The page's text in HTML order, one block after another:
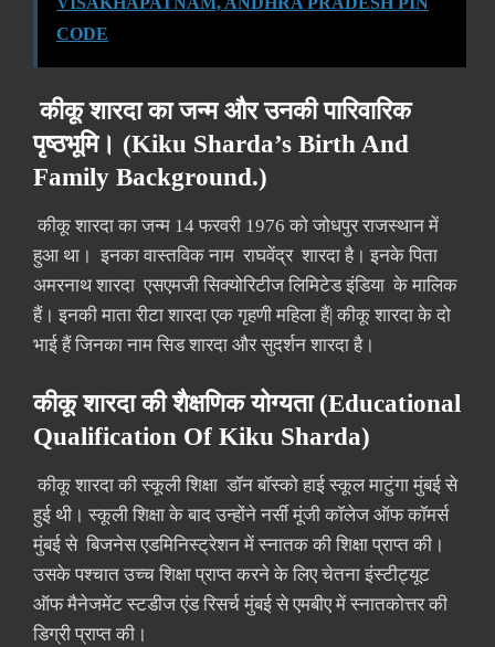
CODE
कीकू शारदा का जन्म और उनकी पारिवारिक
पृष्ठभूमि। (Kiku Sharda’s Birth And
Family Background.)
कीकू शारदा का जन्म 14 फरवरी 1976 को जोधपुर राजस्थान में
हुआ था। इनका वास्तविक नाम राघवेंद्र शारदा है। इनके पिता
अमरनाथ शारदा एसएमजी सिक्योरिटीज लिमिटेड इंडिया के मालिक
हैं। इनकी माता रीटा शारदा एक गृहणी महिला हैं| कीकू शारदा के दो
भाई हैं जिनका नाम सिड शारदा और सुदर्शन शारदा है।
कीकू शारदा की शैक्षणिक योग्यता (Educational
Qualification Of Kiku Sharda)
कीकू शारदा की स्कूली शिक्षा डॉन बॉस्को हाई स्कूल माटुंगा मुंबई से
हुई थी। स्कूली शिक्षा के बाद उन्होंने नर्सी मूंजी कॉलेज ऑफ कॉमर्स
मुंबई से बिजनेस एडमिनिस्ट्रेशन में स्नातक की शिक्षा प्राप्त की।
उसके पश्चात उच्च शिक्षा प्राप्त करने के लिए चेतना इंस्टीट्यूट
ऑफ मैनेजमेंट स्टडीज एंड रिसर्च मुंबई से एमबीए में स्नातकोत्तर की
डिग्री प्राप्त की।